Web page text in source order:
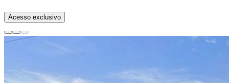
Acesso exclusivo